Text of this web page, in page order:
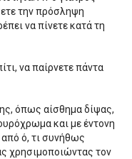
την πρόσληψη
να πίνετε κατά τη
να παίρνετε πάντα
όπως αίσθημα δίψας,
και με έντονη
ό, τι συνήθως
χρησιμοποιώντας τον